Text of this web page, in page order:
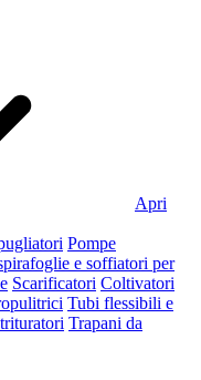
Apri
Pompe
e soffiatori per
Scarificatori Coltivatori
Tubi flessibili e
Trapani da